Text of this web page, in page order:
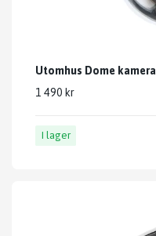
Utomhus Dome kamera
1 490 kr
I lager